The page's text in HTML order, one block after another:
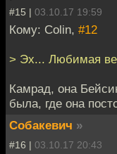
#15 | 03.10.17 19:59
Кому: Colin, #12
> Эх... Любимая
Камрад, она
была, где она
Собакевич »
#16 | 03.10.17 20:43